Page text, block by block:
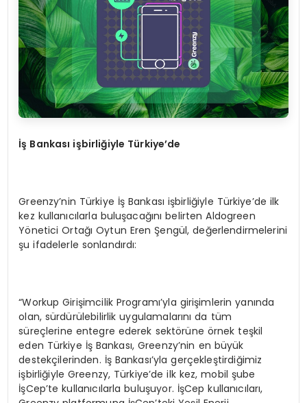
İş Bankası işbirliğiyle Türkiye’de
Greenzy’nin Türkiye İş Bankası işbirliğiyle Türkiye’de ilk
kez kullanıcılarla buluşacağını belirten Aldogreen
Yönetici Ortağı Oytun Eren Şengül, değerlendirmelerini
şu ifadelerle sonlandırdı:
“Workup Girişimcilik Programı’yla girişimlerin yanında
olan, sürdürülebilirlik uygulamalarını da tüm
süreçlerine entegre ederek sektörüne örnek teşkil
eden Türkiye İş Bankası, Greenzy’nin en büyük
destekçilerinden. İş Bankası’yla gerçekleştirdiğimiz
işbirliğiyle Greenzy, Türkiye’de ilk kez, mobil şube
İşCep’te kullanıcılarla buluşuyor. İşCep kullanıcıları,